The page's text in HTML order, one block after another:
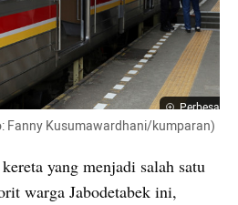
Perbesar
Fanny Kusumawardhani/kumparan)
yang menjadi salah satu
warga Jabodetabek ini,